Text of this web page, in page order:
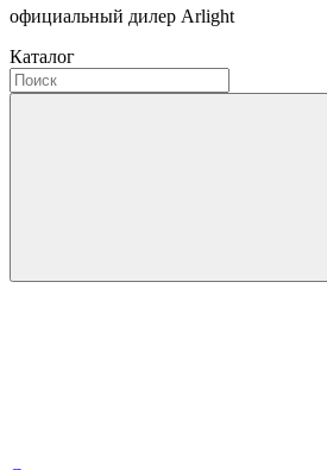
официальный дилер Arlight
Каталог